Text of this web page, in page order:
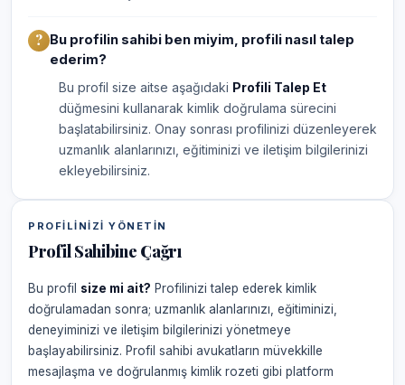
Bu profilin sahibi ben miyim, profili nasıl talep
ederim?
Bu profil size aitse aşağıdaki Profili Talep Et
düğmesini kullanarak kimlik doğrulama sürecini
başlatabilirsiniz. Onay sonrası profilinizi düzenleyerek
uzmanlık alanlarınızı, eğitiminizi ve iletişim bilgilerinizi
ekleyebilirsiniz.
PROFILINIZI YÖNETIN
Profil Sahibine Çağrı
Bu profil size mi ait? Profilinizi talep ederek kimlik
doğrulamadan sonra; uzmanlık alanlarınızı, eğitiminizi,
deneyiminizi ve iletişim bilgilerinizi yönetmeye
başlayabilirsiniz. Profil sahibi avukatların müvekkille
mesajlaşma ve doğrulanmış kimlik rozeti gibi platform